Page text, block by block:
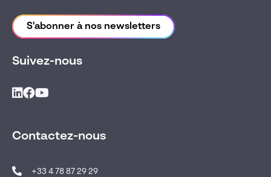
S'abonner à nos newsletters
Suivez-nous
Contactez-nous
+33 4 78 87 29 29